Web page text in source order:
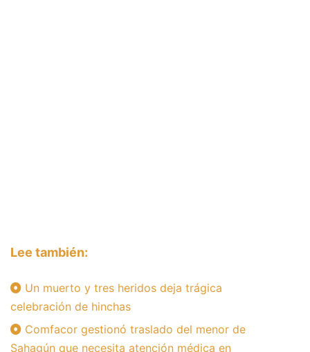
Lee también:
Un muerto y tres heridos deja trágica
celebración de hinchas
Comfacor gestionó traslado del menor de
Sahagún que necesita atención médica en